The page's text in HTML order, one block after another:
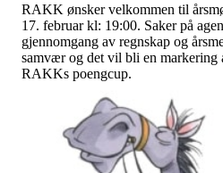
RAKK ønsker velkommen til
17. februar kl: 19:00. Saker på
gjennomgang av regnskap og
samvær og det vil bli en markering
RAKKs poengcup.